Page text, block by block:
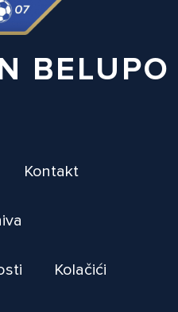
BELUPO
Kontakt
Kolačići